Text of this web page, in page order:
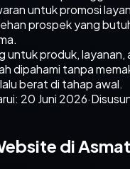
untuk promosi
prospek yang
untuk produk,
dipahami tanpa
berat di tahap awal.
20 Juni 2026·
di Asmat